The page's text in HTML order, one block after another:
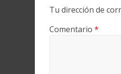
Tu dirección de
Comentario *